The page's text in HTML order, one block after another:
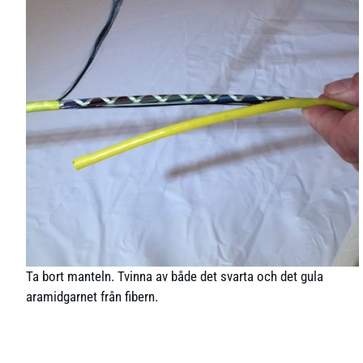
Ta bort manteln. Tvinna av både det svarta och det gula
aramidgarnet från fibern.